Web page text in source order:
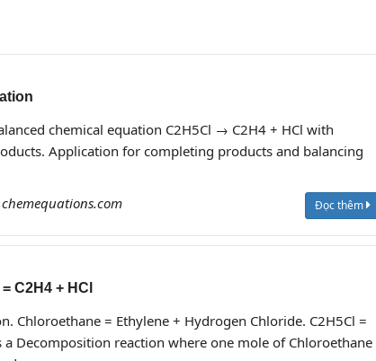
chemical equation C2H5Cl → C2H4 + HCl with
Application for completing products and balancing
chemequations.com Đọc thêm
C2H4 + HCl
Chloroethane = Ethylene + Hydrogen Chloride. C2H5Cl =
a Decomposition reaction where one mole of Chloroethane